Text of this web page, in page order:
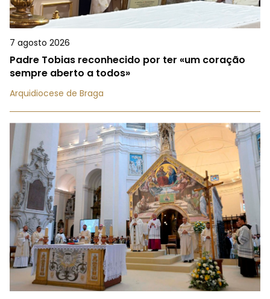
7 agosto 2026
Padre Tobias reconhecido por ter «um coração
sempre aberto a todos»
Arquidiocese de Braga